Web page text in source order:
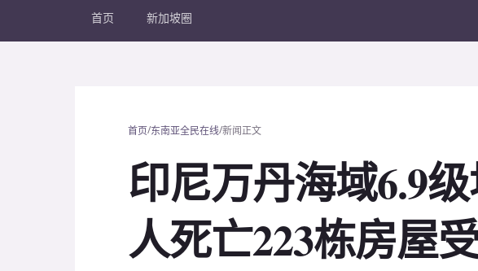
首页 新加坡圈
首页/东南亚全民在线/新闻正文
印尼万丹海域6.9
人死亡223栋房屋